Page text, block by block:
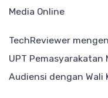
Media Online
TechReviewer
UPT Pemasyarakatan
Audiensi dengan Wali